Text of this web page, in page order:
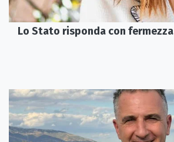
Lo Stato risponda con fermezza